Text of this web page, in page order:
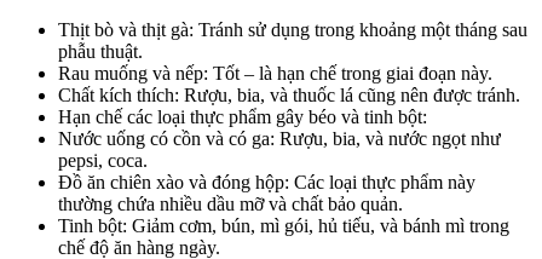
Thịt bò và thịt gà: Tránh sử dụng trong khoảng một tháng sau
phẫu thuật.
Rau muống và nếp: Tốt – là hạn chế trong giai đoạn này.
Chất kích thích: Rượu, bia, và thuốc lá cũng nên được tránh.
Hạn chế các loại thực phẩm gây béo và tinh bột:
Nước uống có cồn và có ga: Rượu, bia, và nước ngọt như
pepsi, coca.
Đồ ăn chiên xào và đóng hộp: Các loại thực phẩm này
thường chứa nhiều dầu mỡ và chất bảo quản.
Tinh bột: Giảm cơm, bún, mì gói, hủ tiếu, và bánh mì trong
chế độ ăn hàng ngày.